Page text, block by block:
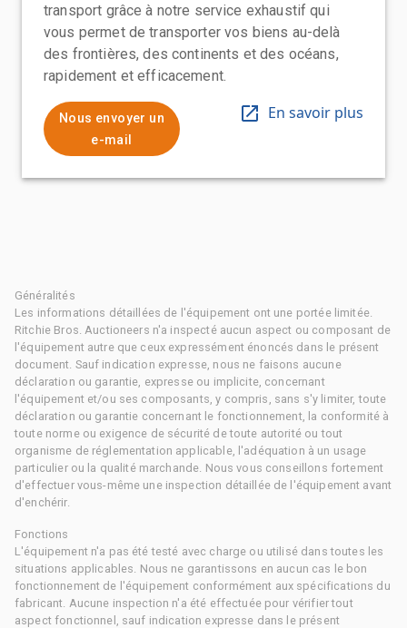
transport grâce à notre service exhaustif qui
vous permet de transporter vos biens au-delà
des frontières, des continents et des océans,
rapidement et efficacement.
Nous envoyer un
e-mail
En savoir plus
Généralités
Les informations détaillées de l'équipement ont une portée limitée.
Ritchie Bros. Auctioneers n'a inspecté aucun aspect ou composant de
l'équipement autre que ceux expressément énoncés dans le présent
document. Sauf indication expresse, nous ne faisons aucune
déclaration ou garantie, expresse ou implicite, concernant
l'équipement et/ou ses composants, y compris, sans s'y limiter, toute
déclaration ou garantie concernant le fonctionnement, la conformité à
toute norme ou exigence de sécurité de toute autorité ou tout
organisme de réglementation applicable, l'adéquation à un usage
particulier ou la qualité marchande. Nous vous conseillons fortement
d'effectuer vous-même une inspection détaillée de l'équipement avant
d'enchérir.
Fonctions
L'équipement n'a pas été testé avec charge ou utilisé dans toutes les
situations applicables. Nous ne garantissons en aucun cas le bon
fonctionnement de l'équipement conformément aux spécifications du
fabricant. Aucune inspection n'a été effectuée pour vérifier tout
aspect fonctionnel, sauf indication expresse dans le présent